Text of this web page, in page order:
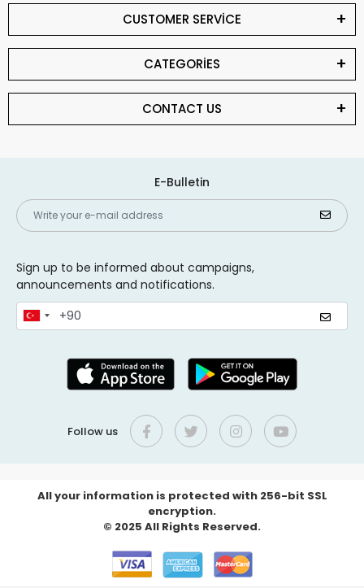
CUSTOMER SERVİCE
CATEGORİES
CONTACT US
E-Bulletin
Sign up to be informed about campaigns,
announcements and notifications.
Follow us
All your information is protected with 256-bit SSL
encryption.
© 2025 All Rights Reserved.